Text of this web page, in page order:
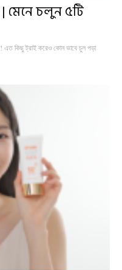
মেনে চলুন ৫টি
কিছু ট্রাই করেও কোন ভাবে চুল পড়া